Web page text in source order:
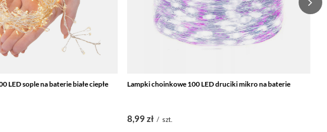
LED sople na baterie białe ciepłe Lampki choinkowe 100 LED druciki mikro na baterie
8,99 zł / szt.